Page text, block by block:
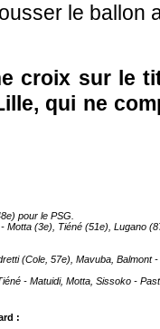
le ballon
croix sur le
, qui ne
pour le PSG.
- Motta (3e), Tiéné (51e), Lugano
(Cole, 57e), Mavuba, Balmont
- Matuidi, Motta, Sissoko -
: